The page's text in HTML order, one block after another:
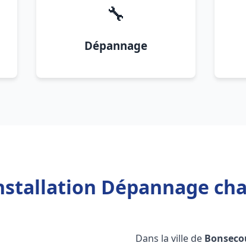
🔧
Dépannage
Dépannage
Dans la ville de